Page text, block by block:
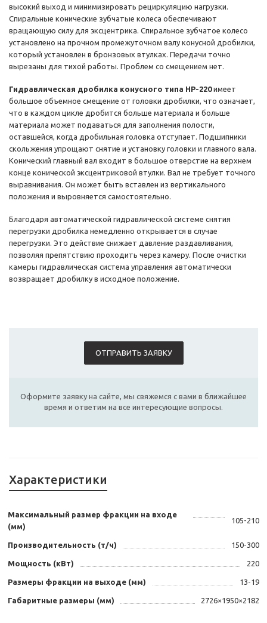
высокий выход и минимизировать рециркуляцию нагрузки.
Спиральные конические зубчатые колеса обеспечивают
вращающую силу для эксцентрика. Спиральное зубчатое колесо
установлено на прочном промежуточном валу конусной дробилки,
который установлен в бронзовых втулках. Передачи точно
вырезаны для тихой работы. Проблем со смещением нет.
Гидравлическая дробилка конусного типа HP-220имеет
большое объемное смещение от головки дробилки, что означает,
что в каждом цикле дробится больше материала и больше
материала может подаваться для заполнения полости,
оставшейся, когда дробильная головка отступает. Подшипники
скольжения упрощают снятие и установку головки и главного вала.
Конический главный вал входит в большое отверстие на верхнем
конце конической эксцентриковой втулки. Вал не требует точного
выравнивания. Он может быть вставлен из вертикального
положения и выровняется самостоятельно.
Благодаря автоматической гидравлической системе снятия
перегрузки дробилка немедленно открывается в случае
перегрузки. Это действие снижает давление раздавливания,
позволяя препятствию проходить через камеру. После очистки
камеры гидравлическая система управления автоматически
возвращает дробилку в исходное положение.
ОТПРАВИТЬ ЗАЯВКУ
Оформите заявку на сайте, мы свяжемся с вами в ближайшее
время и ответим на все интересующие вопросы.
Характеристики
Максимальный размер фракции на входе
(мм)
105-210
Производительность (т/ч) 150-300
Мощность (кВт) 220
Размеры фракции на выходе (мм) 13-19
Габаритные размеры (мм) 2726×1950×2182